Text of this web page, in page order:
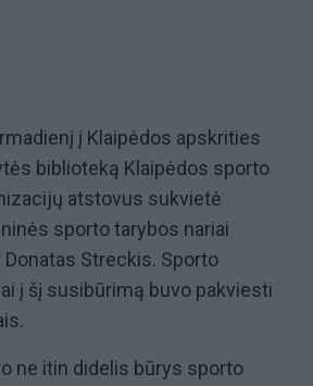
į Klaipėdos apskrities
biblioteką Klaipėdos sporto
atstovus sukvietė
sporto tarybos nariai
Donatas Streckis. Sporto
į šį susibūrimą buvo pakviesti
ne itin didelis būrys sporto